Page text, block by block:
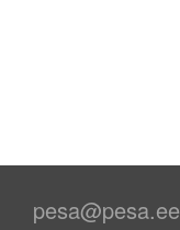
pesa@pesa.ee